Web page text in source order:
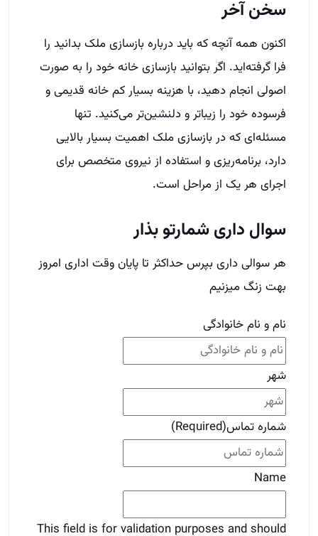
دارد، برنامه‌ریزی و استفاده از نیروی متخصص برای
اجرای هر یک از مراحل است.
سوال داری شمارتو بذار
هر سوالی داری بپرس حداکثر تا پایان وقت اداری امروز
بهت زنگ میزنیم
نام و نام خانوادگی
شهر
شماره تماس(Required)
Name
This field is for validation purposes and should
be left unchanged.
برای دوستات بفرست
قبلیقبلیچرا متن آگهی املاکم خوب نیست؟